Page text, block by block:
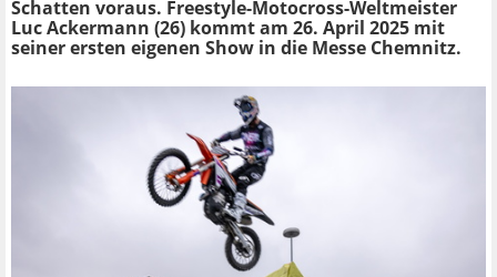
Schatten voraus. Freestyle-Motocross-Weltmeister
Luc Ackermann (26) kommt am 26. April 2025 mit
seiner ersten eigenen Show in die Messe Chemnitz.